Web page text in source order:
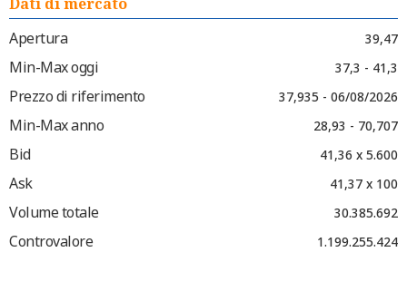
Apertura
39,47
Min-Max oggi 37,3 - 41,3
Prezzo di riferimento 37,935 - 06/08/2026
Min-Max anno 28,93 - 70,707
Bid 41,36 x 5.600
Ask 41,37 x 100
Volume totale 30.385.692
Controvalore 1.199.255.424